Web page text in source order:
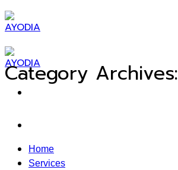
Skip
to
Home
Services
Category Archives: